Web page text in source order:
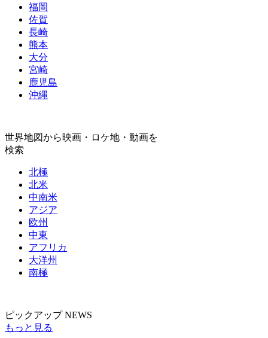
福岡
佐賀
長崎
熊本
大分
宮崎
鹿児島
沖縄
世界地図から映画・ロケ地・動画を
検索
北極
北米
中南米
アジア
欧州
中東
アフリカ
大洋州
南極
ピックアップ NEWS
もっと見る